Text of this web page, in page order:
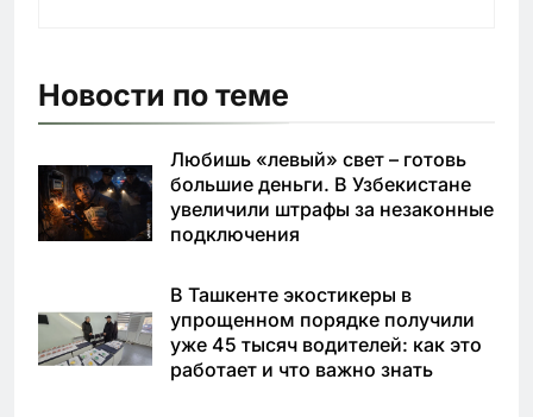
Новости по теме
Любишь «левый» свет – готовь
большие деньги. В Узбекистане
увеличили штрафы за незаконные
подключения
В Ташкенте экостикеры в
упрощенном порядке получили
уже 45 тысяч водителей: как это
работает и что важно знать